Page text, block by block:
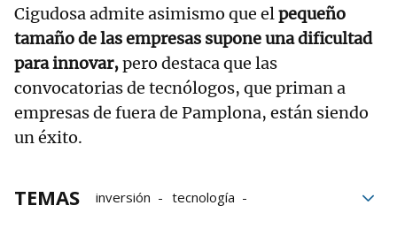
Cigudosa admite asimismo que elpequeño
tamaño de las empresas supone una dificultad
para innovar,pero destaca que las
convocatorias de tecnólogos, que priman a
empresas de fuera de Pamplona, están siendo
un éxito.
TEMAS inversión
tecnología